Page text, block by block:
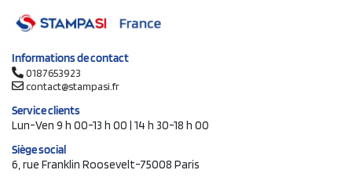
Informations de contact
0187653923
contact@stampasi.fr
Service clients
Lun-Ven 9 h 00-13 h 00 | 14 h 30-18 h 00
Siège social
6, rue Franklin Roosevelt-75008 Paris